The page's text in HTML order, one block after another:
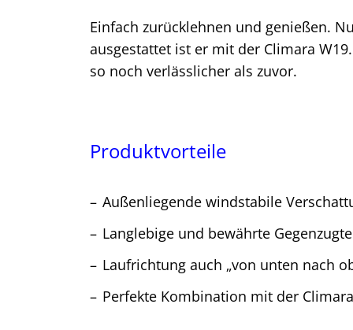
Einfach zurücklehnen und genießen.
ausgestattet ist er mit der Climara
so noch verlässlicher als zuvor.
Produktvorteile
Außenliegende windstabile
Langlebige und bewährte
Laufrichtung auch „von unten nach
Perfekte Kombination mit der